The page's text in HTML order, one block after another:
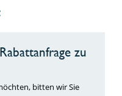
zu
bitten wir Sie